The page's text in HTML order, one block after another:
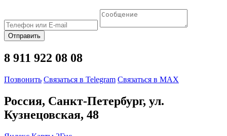
Отправить
8 911 922 08 08
Позвонить Связаться в Telegram Связаться в MAX
Россия, Санкт-Петербург, ул.
Кузнецовская, 48